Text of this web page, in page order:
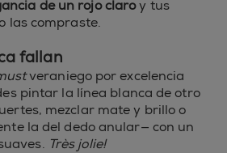
de un rojo claroy tus
las compraste.
fallan
veraniego por excelencia
pintar la línea blanca de otro
mezclar mate y brillo o
la del dedo anular— con un
Très jolie!